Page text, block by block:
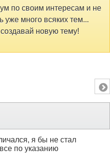
по своим интересам и не
уже много всяких тем...
новую тему!
я бы не стал
по указанию